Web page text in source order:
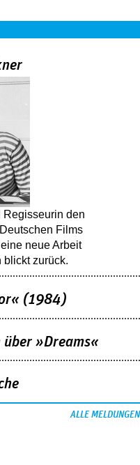
Regisseurin den
Films
neue Arbeit
zurück.
(1984)
»Dreams«
ALLE MELDUNGEN